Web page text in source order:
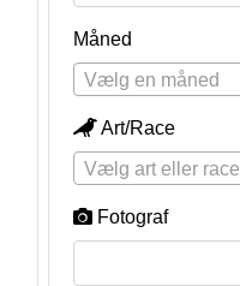
Måned
Vælg en måned
Art/Race
Vælg art eller race
Fotograf